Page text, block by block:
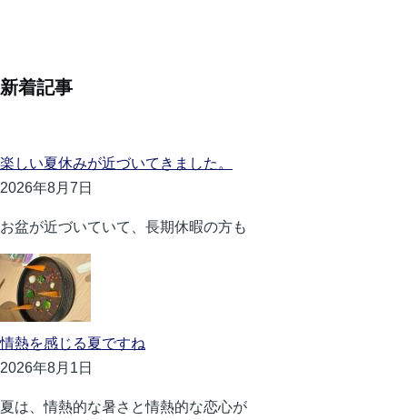
新着記事
楽しい夏休みが近づいてきました。
2026年8月7日
お盆が近づいていて、長期休暇の方も
情熱を感じる夏ですね
2026年8月1日
夏は、情熱的な暑さと情熱的な恋心が